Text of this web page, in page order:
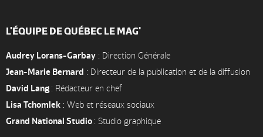
L'ÉQUIPE DE QUÉBEC LE MAG'
Audrey Lorans-Garbay : Direction Générale
Jean-Marie Bernard : Directeur de la publication et de la diffusion
David Lang : Rédacteur en chef
Lisa Tchomlek : Web et réseaux sociaux
Grand National Studio : Studio graphique